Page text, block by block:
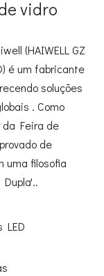
vidro
(HAIWELL GZ
é um fabricante
soluções
. Como
da Feira de
de
uma filosofia
.
LED